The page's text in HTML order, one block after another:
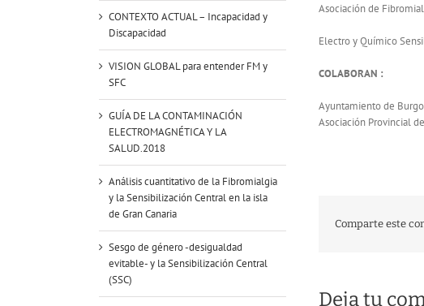
Asociación de
Electro y Químico
COLABORAN :
Ayuntamiento de
Asociación Provincial
Comparte este
Deja tu
CONTEXTO ACTUAL – Incapacidad y
Discapacidad
VISION GLOBAL para entender FM y
SFC
GUÍA DE LA CONTAMINACIÓN
ELECTROMAGNÉTICA Y LA
SALUD.2018
Análisis cuantitativo de la Fibromialgia
y la Sensibilización Central en la isla
de Gran Canaria
Sesgo de género -desigualdad
evitable- y la Sensibilización Central
(SSC)